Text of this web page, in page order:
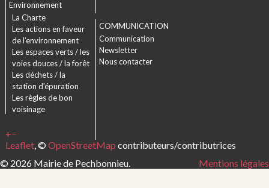
+−
Leaflet, © OpenStreetMap contributeurs/contributrices
Environnement
La Charte
Les actions en faveur
de l’environnement
Les espaces verts / les
voies douces / la forêt
Les déchets / la
station d’épuration
Les règles de bon
voisinage
COMMUNICATION
Communication
Newsletter
Nous contacter
© 2026 Mairie de Pechbonnieu. Mentions légales